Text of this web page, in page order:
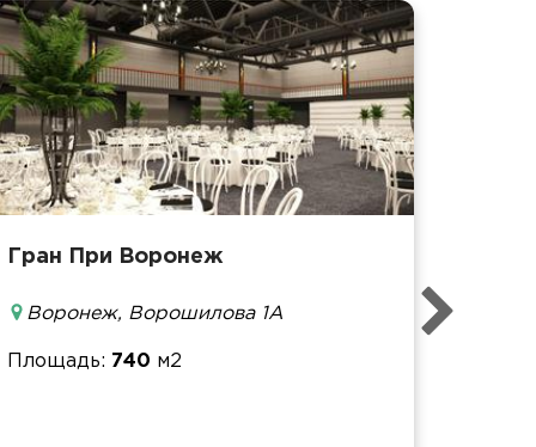
Гран При Воронеж
Воронеж, Ворошилова 1А
Площадь 740 м2